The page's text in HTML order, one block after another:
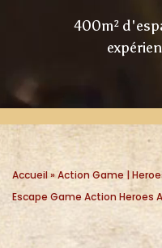
400m²
Accueil»Action Game |
Escape Game Action Heroes